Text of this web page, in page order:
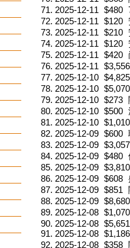
2025-12-11 $480
2025-12-11 $120
2025-12-11 $210
2025-12-11 $120
2025-12-11 $420
2025-12-11 $3,556
2025-12-10 $4,825
2025-12-10 $5,070
2025-12-10 $273
2025-12-10 $500
2025-12-10 $1,010
2025-12-09 $600
2025-12-09 $3,057
2025-12-09 $480
2025-12-09 $3,810
2025-12-09 $608
2025-12-09 $851
2025-12-09 $8,680
2025-12-08 $1,070
2025-12-08 $5,651
2025-12-08 $1,186
2025-12-08 $358